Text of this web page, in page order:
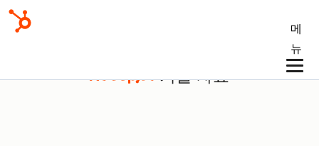
메
뉴
기술 자료